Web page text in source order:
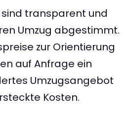
sind transparent und
Umzug abgestimmt.
zur Orientierung
auf Anfrage ein
Umzugsangebot
Kosten.